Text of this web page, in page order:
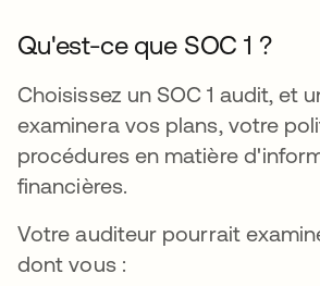
Qu'est-ce que SOC 1 ?
Choisissez un SOC 1 audit, et
examinera vos plans, votre
procédures en matière
financières.
Votre auditeur pourrait
dont vous :